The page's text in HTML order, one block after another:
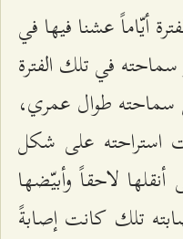
أيّاماً عشنا فيها في
في تلك الفترة
طوال عمري،
استراحته على شكل
لاحقاً وأبيّضها
تلك كانت إصابةً